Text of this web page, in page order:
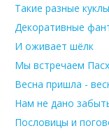
Такие разные куклы
Декоративные
И оживает шёлк
Мы встречаем
Весна пришла -
Нам не дано
Пословицы и